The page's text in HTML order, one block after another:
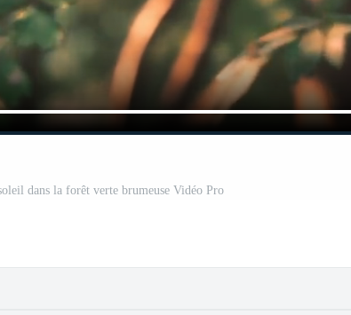
dans la forêt verte brumeuse Vidéo Pro